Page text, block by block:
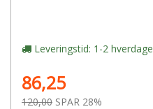
Leveringstid: 1-2 hverdage
86,25
120,00 SPAR 28%